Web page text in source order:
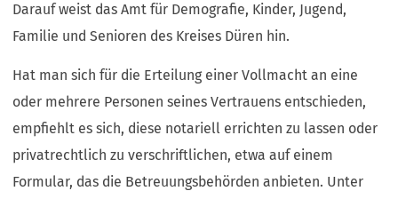
Darauf weist das Amt für Demografie, Kinder, Jugend,
Familie und Senioren des Kreises Düren hin.
Hat man sich für die Erteilung einer Vollmacht an eine
oder mehrere Personen seines Vertrauens entschieden,
empfiehlt es sich, diese notariell errichten zu lassen oder
privatrechtlich zu verschriftlichen, etwa auf einem
Formular, das die Betreuungsbehörden anbieten. Unter